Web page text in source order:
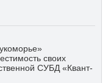
своих
СУБД «Квант-